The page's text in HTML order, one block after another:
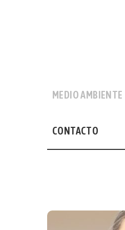
MEDIO AMBIENTE
CONTACTO